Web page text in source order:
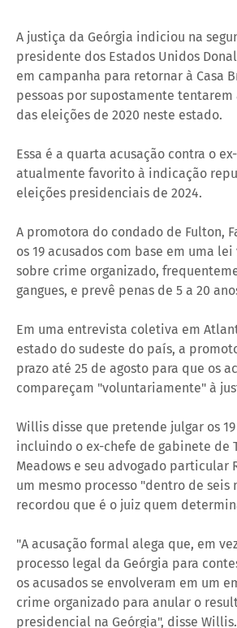
A justiça da Geórgia indiciou na
presidente dos Estados Unidos
em campanha para retornar à Casa
pessoas por supostamente
das eleições de 2020 neste estado.
Essa é a quarta acusação contra o
atualmente favorito à indicação
eleições presidenciais de 2024.
A promotora do condado de Fulton,
os 19 acusados com base em uma
sobre crime organizado,
gangues, e prevê penas de 5 a 20
Em uma entrevista coletiva em
estado do sudeste do país, a
prazo até 25 de agosto para que os
compareçam "voluntariamente" à
Willis disse que pretende julgar os 19
incluindo o ex-chefe de gabinete de
Meadows e seu advogado particular
um mesmo processo "dentro de seis
recordou que é o juiz quem
"A acusação formal alega que, em
processo legal da Geórgia para
os acusados se envolveram em um
crime organizado para anular o
presidencial na Geórgia", disse Willis.